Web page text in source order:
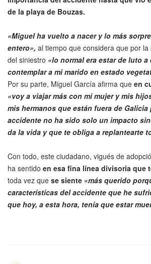
de la playa de Bouzas.
«Miguel ha vuelto a nacer y lo más
entero», al tiempo que considera que por la
del siniestro «lo normal era estar de luto
contemplar a mi marido en estado
Por su parte, Miguel García afirma que en
«voy a viajar más con mi mujer y mis
mis hermanos que están fuera de Galicia
accidente no ha sido solo un impacto
da la vida y que te obliga a replantearte
Con todo, este ciudadano, vigués de
ha sentido en esa fina línea divisoria que
toda vez que se siente «más querido
características del accidente que he
que hoy, a esta hora, tenía que estar